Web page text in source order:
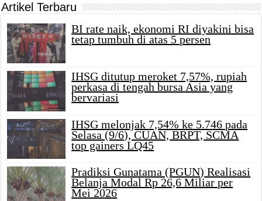
Artikel Terbaru
BI rate naik, ekonomi RI diyakini bisa
tetap tumbuh di atas 5 persen
IHSG ditutup meroket 7,57%, rupiah
perkasa di tengah bursa Asia yang
bervariasi
IHSG melonjak 7,54% ke 5.746 pada
Selasa (9/6), CUAN, BRPT, SCMA
top gainers LQ45
Pradiksi Gunatama (PGUN) Realisasi
Belanja Modal Rp 26,6 Miliar per
Mei 2026